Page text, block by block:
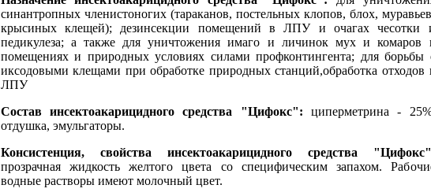
синантропных членистоногих (тараканов, постельных клопов, блох,
крысиных клещей); дезинсекции помещений в ЛПУ и очагах чесотки
педикулеза; а также для уничтожения имаго и личинок мух и комаров
помещениях и природных условиях силами профконтингента; для борьбы
иксодовыми клещами при обработке природных станций,обработка отходов
ЛПУ
Состав инсектоакарицидного средства "Цифокс": циперметрина -
отдушка, эмульгаторы.
Консистенция, свойства инсектоакарицидного средства "Цифокс"
прозрачная жидкость желтого цвета со специфическим запахом.
водные растворы имеют молочный цвет.